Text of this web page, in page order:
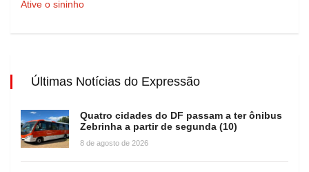
Ative o sininho
Últimas Notícias do Expressão
Quatro cidades do DF passam a ter ônibus
Zebrinha a partir de segunda (10)
8 de agosto de 2026